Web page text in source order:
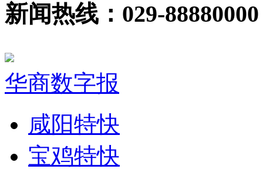
新闻热线：029-88880000
华商数字报
咸阳特快
宝鸡特快